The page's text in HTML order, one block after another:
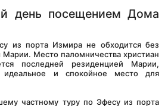
день посещением Дома
Место паломничества христиан
последней резиденцией Марии,
и спокойное место для